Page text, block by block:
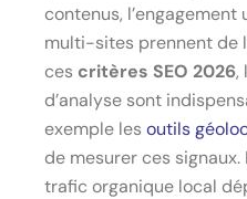
contenus,
multi-sites prennent de
ces critères SEO 2026,
d’analyse sont
exemple lesoutils
de mesurer ces signaux.
trafic organique local